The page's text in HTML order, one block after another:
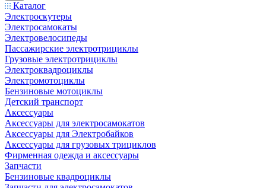
Каталог
Электроскутеры
Электросамокаты
Электровелосипеды
Пассажирские электротрициклы
Грузовые электротрициклы
Электроквадроциклы
Электромотоциклы
Бензиновые мотоциклы
Детский транспорт
Аксессуары
Аксессуары для электросамокатов
Аксессуары для Электробайков
Аксессуары для грузовых трициклов
Фирменная одежда и аксессуары
Запчасти
Бензиновые квадроциклы